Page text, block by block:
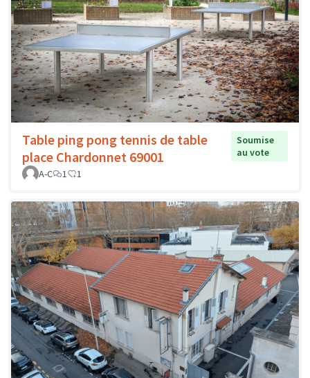
Table ping pong tennis de table
place Chardonnet 69001
Soumise
au vote
A-C
1 1